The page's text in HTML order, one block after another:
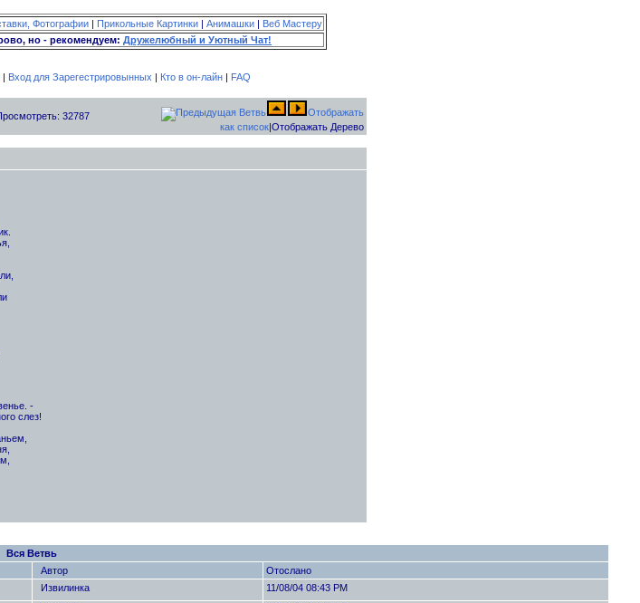
Фотографии | Прикольные Картинки | Анимашки | Веб Мастеру
но - рекомендуем: Дружелюбный и Уютный Чат!
| Вход для Зарегестрировынных | Кто в он-лайн| FAQ
32787
Отображать
как список|Отображать Дерево
-
слез!
Вся Ветвь
Автор
Отослано
Извилинка 11/08/04 08:43 PM